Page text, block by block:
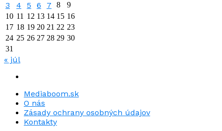
3 4 5 6 7 8
9
10 11 12 13 14 15 16
17 18 19 20 21 22 23
24 25 26 27 28 29 30
31
« júl
Mediaboom.sk
O nás
Zásady ochrany osobných údajov
Kontakty